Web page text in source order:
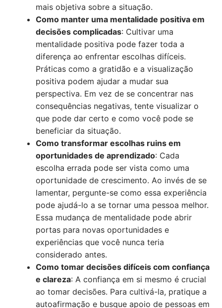
mais objetiva sobre a situação.
Como manter uma mentalidade positiva em
decisões complicadas: Cultivar uma
mentalidade positiva pode fazer toda a
diferença ao enfrentar escolhas difíceis.
Práticas como a gratidão e a visualização
positiva podem ajudar a mudar sua
perspectiva. Em vez de se concentrar nas
consequências negativas, tente visualizar o
que pode dar certo e como você pode se
beneficiar da situação.
Como transformar escolhas ruins em
oportunidades de aprendizado: Cada
escolha errada pode ser vista como uma
oportunidade de crescimento. Ao invés de se
lamentar, pergunte-se como essa experiência
pode ajudá-lo a se tornar uma pessoa melhor.
Essa mudança de mentalidade pode abrir
portas para novas oportunidades e
experiências que você nunca teria
considerado antes.
Como tomar decisões difíceis com confiança
e clareza: A confiança em si mesmo é crucial
ao tomar decisões. Para cultivá-la, pratique a
autoafirmação e busque apoio de pessoas em